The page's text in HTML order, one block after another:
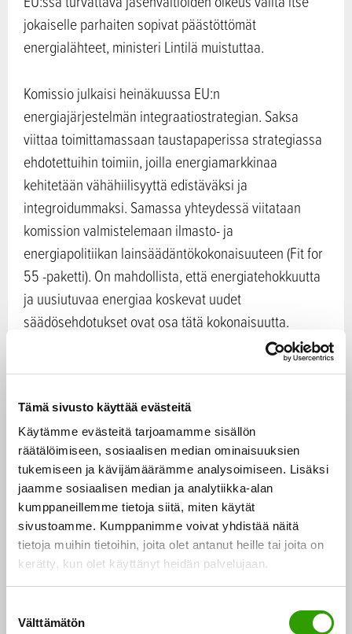
Tämä sivusto käyttää evästeitä
Käytämme evästeitä tarjoamamme sisällön
räätälöimiseen, sosiaalisen median ominaisuuksien
tukemiseen ja kävijämäärämme analysoimiseen. Lisäksi
jaamme sosiaalisen median ja analytiikka-alan
kumppaneillemme tietoja siitä, miten käytät
sivustoamme. Kumppanimme voivat yhdistää näitä
tietoja muihin tietoihin, joita olet antanut heille tai joita on
kerätty, kun olet käyttänyt heidän palvelujaan.
Välttämätön
jokaiselle parhaiten sopivat päästöttömät
energialähteet, ministeri Lintilä muistuttaa.
Komissio julkaisi heinäkuussa EU:n
energiajärjestelmän integraatiostrategian. Saksa
viittaa toimittamassaan taustapaperissa strategiassa
ehdotettuihin toimiin, joilla energiamarkkinaa
kehitetään vähähiilisyyttä edistäväksi ja
integroidummaksi. Samassa yhteydessä viitataan
komission valmistelemaan ilmasto- ja
energiapolitiikan lainsäädäntökokonaisuuteen (Fit for
55 -paketti). On mahdollista, että energiatehokkuutta
ja uusiutuvaa energiaa koskevat uudet
säädösehdotukset ovat osa tätä kokonaisuutta.
energiapolitiikan kuin muidenkin sektorien
politiikkatoimien suunnittelussa. Suomi tukee entistä
kunnianhimoisempaa ilmastopolitiikkaa, ja ehdotusta
EU:n 2030-päästövähennystavoitteen korottamisesta
vähintään 55 prosenttiin vuoden 1990 tasoon
verrattuna.
2030-tavoitteen korottaminen edellyttää myös
energian käytöllä on keskeinen rooli